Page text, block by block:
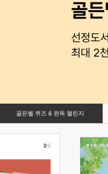
골든벨 퀴즈 & 완독 챌린지
3/5